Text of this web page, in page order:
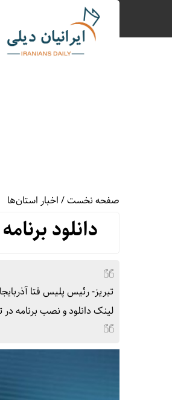
به خانه‌های آسیب دیده جنگ تسهیلات داده
صفحه نخست/اخبار استان‌ها
دانلود برنامه جعلی ۲ میلیارد ریال
تبریز- رئیس پلیس فتا
لینک دانلود و نصب برنامه